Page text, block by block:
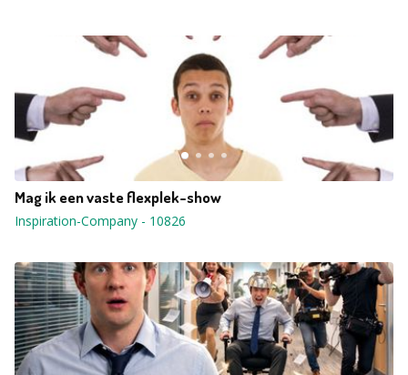
Mag ik een vaste flexplek-show
Inspiration-Company - 10826